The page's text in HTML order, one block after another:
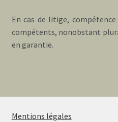
En cas de litige,
compétents, nonobstant
en garantie.
Mentions légales